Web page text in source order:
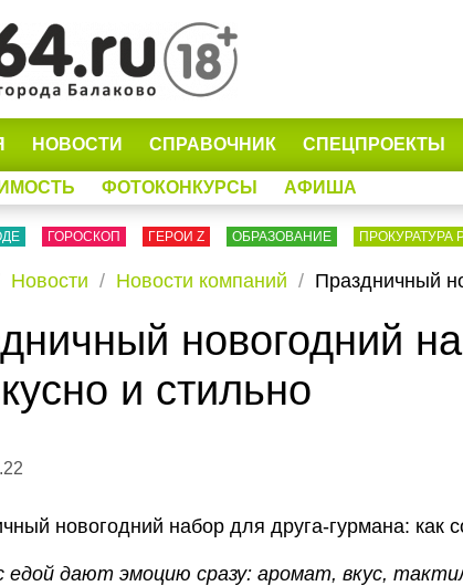
НОВОСТИ СПРАВОЧНИК СПЕЦПРОЕКТЫ
ФОТОКОНКУРСЫ АФИША
ГОРОСКОП ГЕРОИ Z ОБРАЗОВАНИЕ ПРОКУРАТУРА
Новости Новости компаний Праздничный
новогодний
и стильно
едой дают эмоцию сразу: аромат, вкус,